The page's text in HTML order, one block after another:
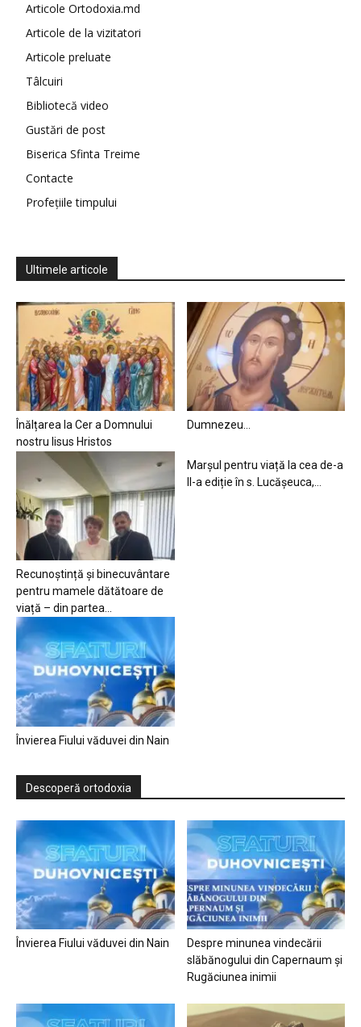
Articole Ortodoxia.md
Articole de la vizitatori
Articole preluate
Tâlcuiri
Bibliotecă video
Gustări de post
Biserica Sfinta Treime
Contacte
Profețiile timpului
Ultimele articole
Înălțarea la Cer a Domnului
nostru Iisus Hristos
Dumnezeu…
Recunoștință și binecuvântare
pentru mamele dătătoare de
viață – din partea...
Marșul pentru viață la cea de-a
II-a ediție în s. Lucășeuca,...
Învierea Fiului văduvei din Nain
Descoperă ortodoxia
Învierea Fiului văduvei din Nain
Despre minunea vindecării
slăbănogului din Capernaum și
Rugăciunea inimii